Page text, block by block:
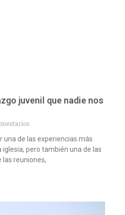
juvenil que nadie nos
una de las experiencias más
pero también una de las
las reuniones,